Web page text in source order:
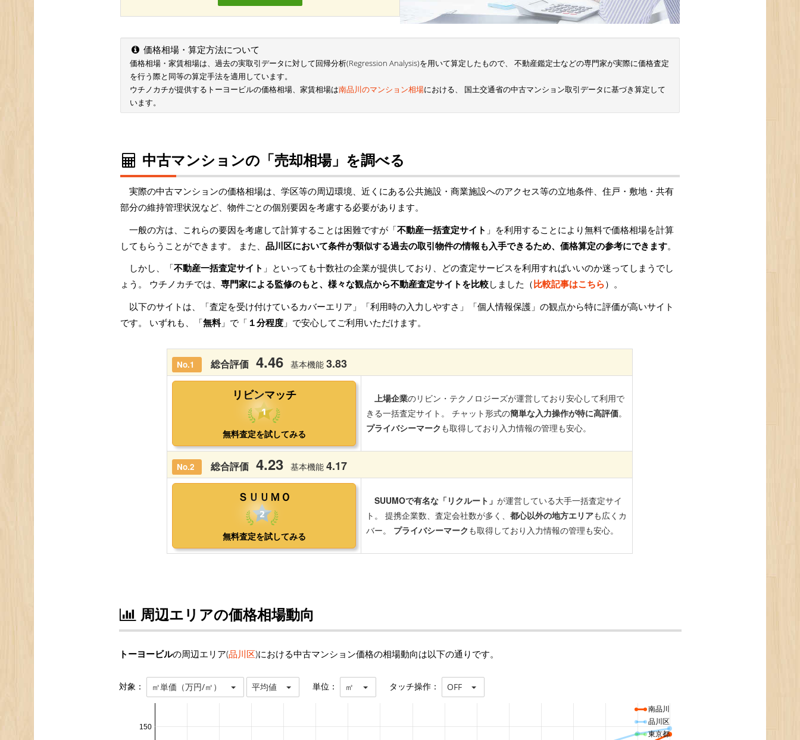
価格相場・算定方法について
価格相場・家賃相場は、過去の実取引データに対して回帰分析(Regression Analysis)を用いて算定したもので、 不動産鑑定士などの専門家が実際に価格査定
を行う際と同等の算定手法を適用しています。
ウチノカチが提供するトーヨービルの価格相場、家賃相場は南品川のマンション相場における、 国土交通省の中古マンション取引データに基づき算定して
います。
中古マンションの「売却相場」を調べる
実際の中古マンションの価格相場は、学区等の周辺環境、近くにある公共施設・商業施設へのアクセス等の立地条件、住戸・敷地・共有
部分の維持管理状況など、物件ごとの個別要因を考慮する必要があります。
一般の方は、これらの要因を考慮して計算することは困難ですが「不動産一括査定サイト 」を利用することにより無料で価格相場を計算
してもらうことができます。 また、 品川区において条件が類似する過去の取引物件の情報も入手できるため、価格算定の参考にできます。
しかし、「不動産一括査定サイト 」といっても十数社の企業が提供しており、どの査定サービスを利用すればいいのか迷ってしまうでし
ょう。 ウチノカチでは、 専門家による監修のもと、様々な観点から不動産査定サイトを比較しました（比較記事はこちら）。
以下のサイトは、「査定を受け付けているカバーエリア」「利用時の入力しやすさ」「個人情報保護」の観点から特に評価が高いサイト
です。 いずれも、「無料」で「 １分程度 」で安心してご利用いただけます。
周辺エリアの価格相場動向
トーヨービルの周辺エリア(品川区)における中古マンション価格の相場動向は以下の通りです。
対象： ㎡単価（万円/㎡） 平均値 単位： ㎡ タッチ操作： OFF
150
南品川
品川区
東京都